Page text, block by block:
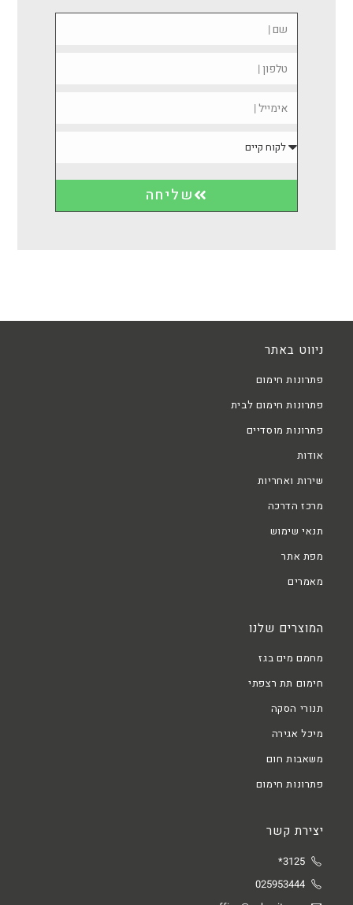
שליחה
ניווט באתר
פתרונות חימום
פתרונות חימום לבית
פתרונות מוסדיים
אודות
שירות ואחריות
מרכז הדרכה
תנאי שימוש
מפת אתר
מאמרים
המוצרים שלנו
מחמם מים בגז
חימום תת רצפתי
תנורי הסקה
מיכל אגירה
משאבות חום
פתרונות חימום
יצירת קשר
3125*
025953444